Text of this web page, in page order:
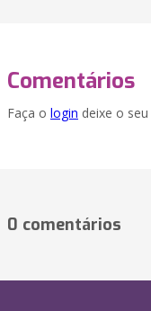
Comentários
Faça o login deixe o
0 comentários